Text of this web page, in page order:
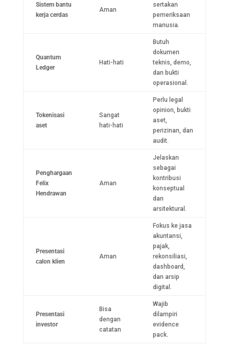
Sistem bantu
kerja cerdas
Aman
sertakan
pemeriksaan
manusia.
Quantum
Ledger
Hati-hati
Butuh
dokumen
teknis, demo,
dan bukti
operasional.
Tokenisasi
aset
Sangat
hati-hati
Perlu legal
opinion, bukti
aset,
perizinan, dan
audit.
Penghargaan
Felix
Hendrawan
Aman
Jelaskan
sebagai
kontribusi
konseptual
dan
arsitektural.
Presentasi
calon klien
Aman
Fokus ke jasa
akuntansi,
pajak,
rekonsiliasi,
dashboard,
dan arsip
digital.
Presentasi
investor
Bisa
dengan
catatan
Wajib
dilampiri
evidence
pack.